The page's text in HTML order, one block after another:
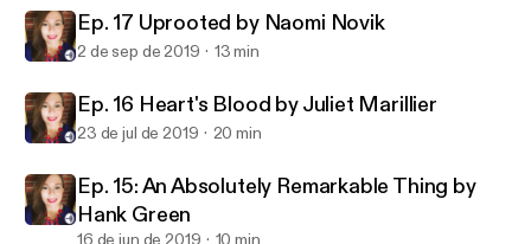
Ep. 17 Uprooted by Naomi Novik
2 de sep de 2019 13 min
Ep. 16 Heart's Blood by Juliet Marillier
23 de jul de 2019 20 min
Ep. 15: An Absolutely Remarkable Thing by
Hank Green
16 de jun de 2019 10 min